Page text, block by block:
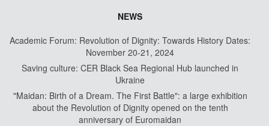
NEWS
Academic Forum: Revolution of Dignity: Towards History Dates:
November 20-21, 2024
Saving culture: CER Black Sea Regional Hub launched in
Ukraine
"Maidan: Birth of a Dream. The First Battle": a large exhibition
about the Revolution of Dignity opened on the tenth
anniversary of Euromaidan